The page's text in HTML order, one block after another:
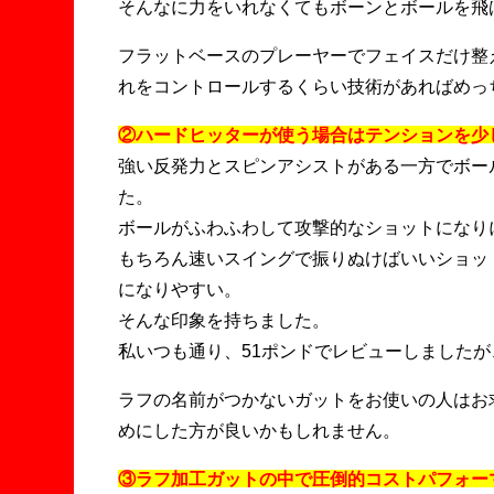
そんなに力をいれなくてもボーンとボールを
フラットベースのプレーヤーでフェイスだけ
れをコントロールするくらい技術があればめ
②ハードヒッターが使う場合はテンションを
強い反発力とスピンアシストがある一方でボ
た。
ボールがふわふわして攻撃的なショットにな
もちろん速いスイングで振りぬけばいいショ
になりやすい。
そんな印象を持ちました。
私いつも通り、51ポンドでレビューしました
ラフの名前がつかないガットをお使いの人は
めにした方が良いかもしれません。
③ラフ加工ガットの中で圧倒的コストパフォー